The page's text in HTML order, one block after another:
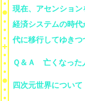
現在、アセンショ
経済システムの時
代に移行してゆき
Ｑ＆Ａ 亡くなった
四次元世界につい